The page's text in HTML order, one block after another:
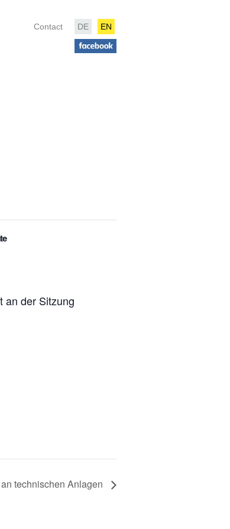
Contact DE EN
an der Sitzung
technischen Anlagen